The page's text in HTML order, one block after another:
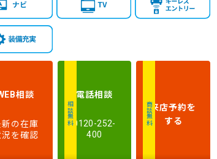
相談
の在庫
況を確認
相談無料
電話相談
0120-252-
400
商談無料来店予約を
する